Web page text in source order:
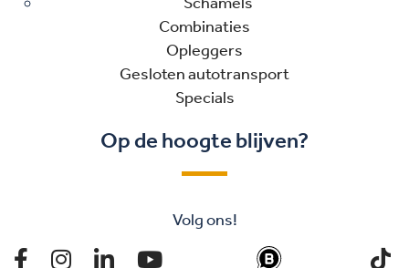
Combinaties
Opleggers
Gesloten autotransport
Specials
Op de hoogte blijven?
Volg ons!